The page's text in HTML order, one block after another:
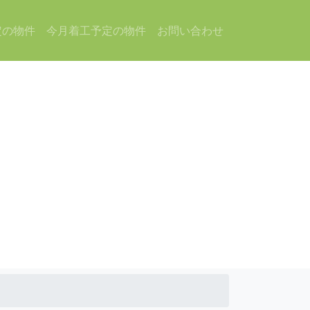
物件 今月着工予定の物件 お問い合わせ